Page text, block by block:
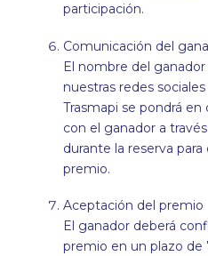
participación.
Comunicación del
El nombre del
nuestras redes
Trasmapi se pondrá
con el ganador a
durante la reserva
premio.
Aceptación del premio
El ganador deberá
premio en un plazo de